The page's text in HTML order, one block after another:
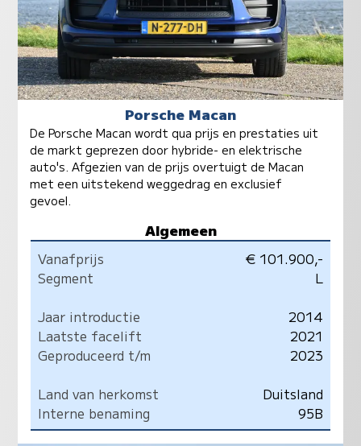
Porsche Macan
De Porsche Macan wordt qua prijs en prestaties uit
de markt geprezen door hybride- en elektrische
auto's. Afgezien van de prijs overtuigt de Macan
met een uitstekend weggedrag en exclusief
gevoel.
Algemeen
Vanafprijs
€ 101.900,-
Segment
L
Jaar introductie
2014
Laatste facelift
2021
Geproduceerd t/m
2023
Land van herkomst
Duitsland
Interne benaming
95B